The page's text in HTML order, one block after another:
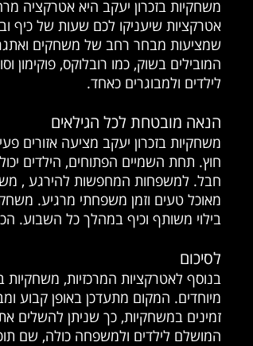
משחקיות בזכרון יעקב היא אטרקציה
אטרקציות שיעניקו לכם שעות של כיף
שמציעות מבחר רחב של משחקים
המובילים בשוק, כמו רובלוקס, פוקימון
לילדים ולמבוגרים כאחד.
הנאה מובטחת לכל הגילאים
משחקיות בזכרון יעקב מציעה אזורים
חוץ. תחת השמיים הפתוחים, הילדים
חבל. למשפחות המחפשות להירגע ,
מאוכל טעים וזמן משפחתי מרגיע.
בילוי משותף וכיף במהלך כל השבוע.
לסיכום
בנוסף לאטרקציות המרכזיות, משחקיות
מיוחדים. המקום מתעדכן באופן קבוע
זמינים במשחקיות, כך שניתן להשלים
המושלם לילדים ולמשפחה כולה, שם